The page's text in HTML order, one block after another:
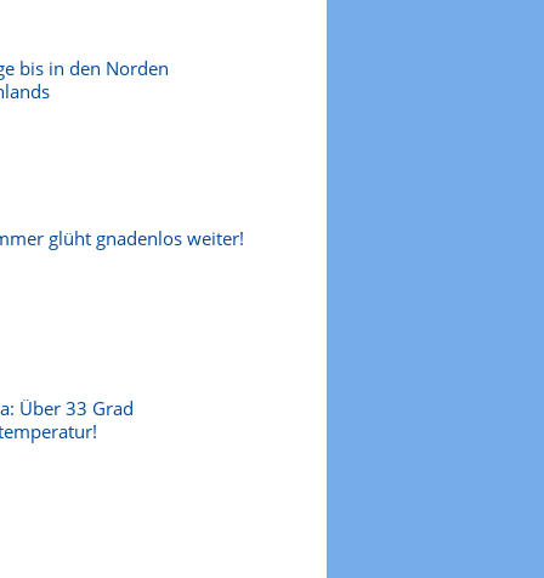
bis in den Norden
glüht gnadenlos weiter!
Über 33 Grad